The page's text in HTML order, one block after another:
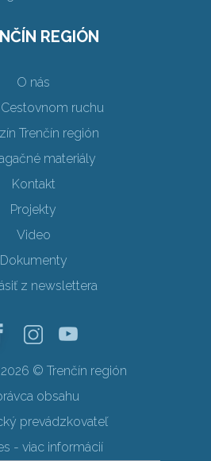
REGIÓN
O nás
Cestovnom ruchu
Trenčín región
materiály
Kontakt
Projekty
Video
Dokumenty
z newslettera
© Trenčín región
obsahu
prevádzkovateľ
- viac informácií